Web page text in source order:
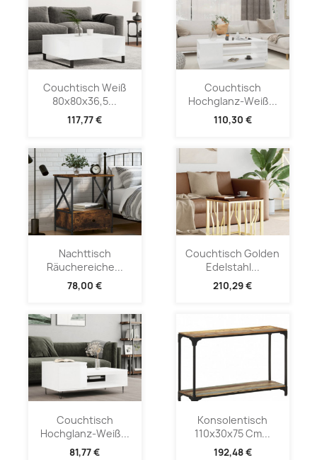
Couchtisch Weiß
80x80x36,5...
117,77 €
Couchtisch
Hochglanz-Weiß...
110,30 €
Nachttisch
Räuchereiche...
78,00 €
Couchtisch Golden
Edelstahl...
210,29 €
Couchtisch
Hochglanz-Weiß...
81,77 €
Konsolentisch
110x30x75 Cm...
192,48 €